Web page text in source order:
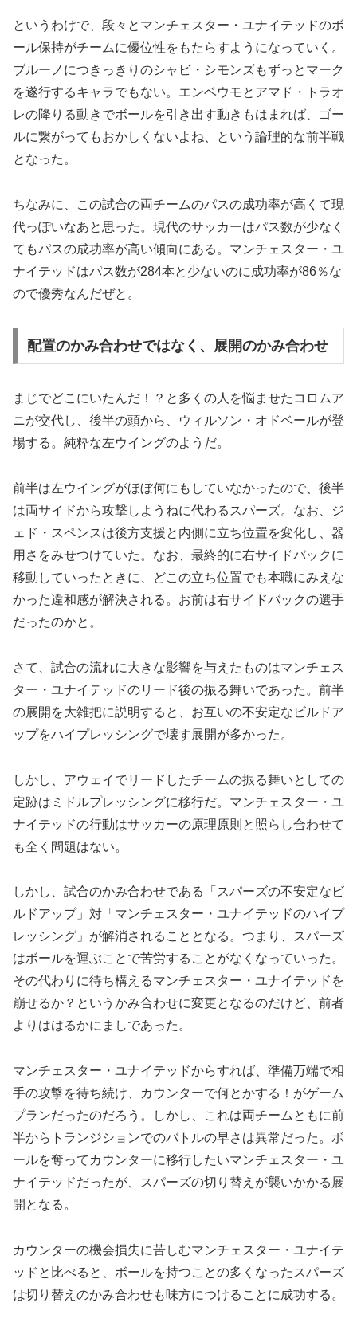
というわけで、段々とマンチェスター・ユナイテッドのボ
ール保持がチームに優位性をもたらすようになっていく。
ブルーノにつきっきりのシャビ・シモンズもずっとマーク
を遂行するキャラでもない。エンベウモとアマド・トラオ
レの降りる動きでボールを引き出す動きもはまれば、ゴー
ルに繋がってもおかしくないよね、という論理的な前半戦
となった。
ちなみに、この試合の両チームのパスの成功率が高くて現
代っぽいなあと思った。現代のサッカーはパス数が少なく
てもパスの成功率が高い傾向にある。マンチェスター・ユ
ナイテッドはパス数が284本と少ないのに成功率が86％な
ので優秀なんだぜと。
配置のかみ合わせではなく、展開のかみ合わせ
まじでどこにいたんだ！？と多くの人を悩ませたコロムア
ニが交代し、後半の頭から、ウィルソン・オドベールが登
場する。純粋な左ウイングのようだ。
前半は左ウイングがほぼ何にもしていなかったので、後半
は両サイドから攻撃しようねに代わるスパーズ。なお、ジ
ェド・スペンスは後方支援と内側に立ち位置を変化し、器
用さをみせつけていた。なお、最終的に右サイドバックに
移動していったときに、どこの立ち位置でも本職にみえな
かった違和感が解決される。お前は右サイドバックの選手
だったのかと。
さて、試合の流れに大きな影響を与えたものはマンチェス
ター・ユナイテッドのリード後の振る舞いであった。前半
の展開を大雑把に説明すると、お互いの不安定なビルドア
ップをハイプレッシングで壊す展開が多かった。
しかし、アウェイでリードしたチームの振る舞いとしての
定跡はミドルプレッシングに移行だ。マンチェスター・ユ
ナイテッドの行動はサッカーの原理原則と照らし合わせて
も全く問題はない。
しかし、試合のかみ合わせである「スパーズの不安定なビ
ルドアップ」対「マンチェスター・ユナイテッドのハイプ
レッシング」が解消されることとなる。つまり、スパーズ
はボールを運ぶことで苦労することがなくなっていった。
その代わりに待ち構えるマンチェスター・ユナイテッドを
崩せるか？というかみ合わせに変更となるのだけど、前者
よりははるかにましであった。
マンチェスター・ユナイテッドからすれば、準備万端で相
手の攻撃を待ち続け、カウンターで何とかする！がゲーム
プランだったのだろう。しかし、これは両チームともに前
半からトランジションでのバトルの早さは異常だった。ボ
ールを奪ってカウンターに移行したいマンチェスター・ユ
ナイテッドだったが、スパーズの切り替えが襲いかかる展
開となる。
カウンターの機会損失に苦しむマンチェスター・ユナイテ
ッドと比べると、ボールを持つことの多くなったスパーズ
は切り替えのかみ合わせも味方につけることに成功する。